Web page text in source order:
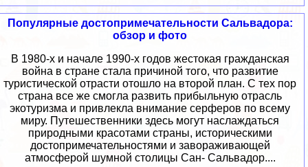
Популярные достопримечательности Сальвадора:
обзор и фото
В 1980-х и начале 1990-х годов жестокая гражданская
война в стране стала причиной того, что развитие
туристической отрасти отошло на второй план. С тех пор
страна все же смогла развить прибыльную отрасль
экотуризма и привлекла внимание серферов по всему
миру. Путешественники здесь могут наслаждаться
природными красотами страны, историческими
достопримечательностями и завораживающей
атмосферой шумной столицы Сан- Сальвадор....